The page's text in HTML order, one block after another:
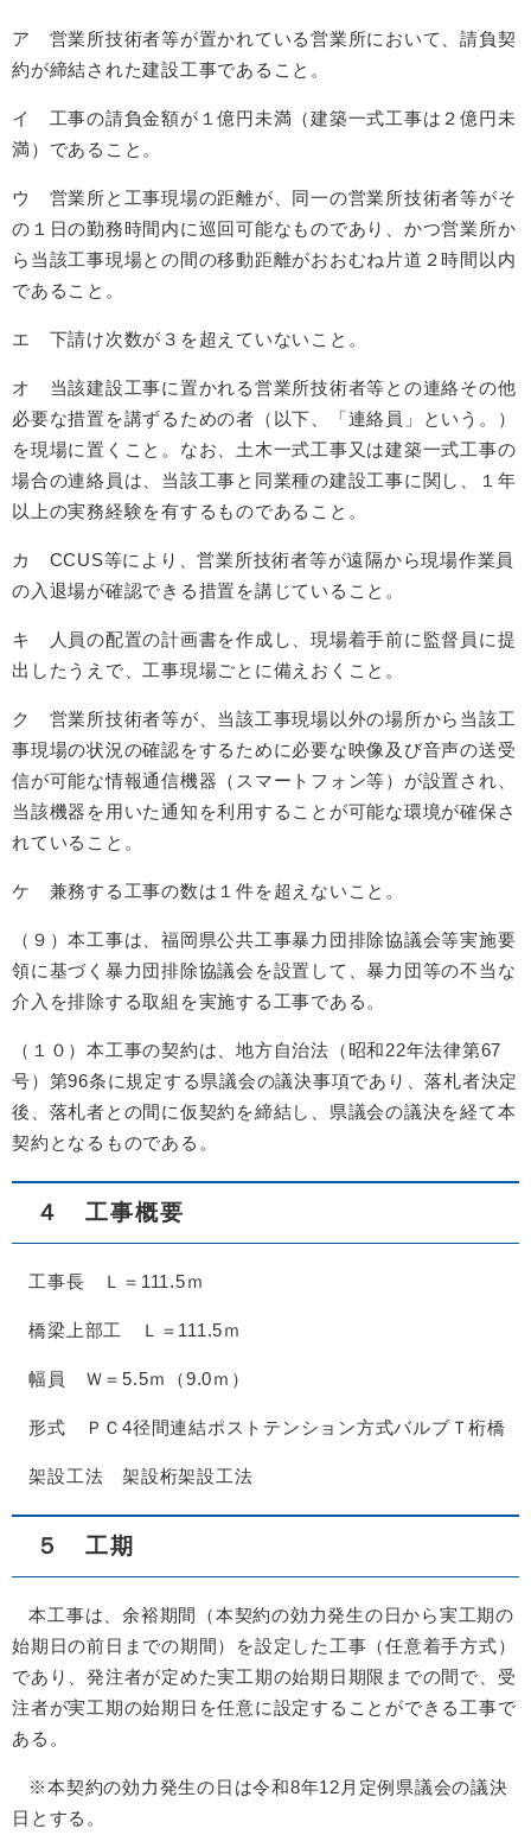
ア 営業所技術者等が置かれている営業所において、請負契
約が締結された建設工事であること。
イ 工事の請負金額が１億円未満（建築一式工事は２億円未
満）であること。
ウ 営業所と工事現場の距離が、同一の営業所技術者等がそ
の１日の勤務時間内に巡回可能なものであり、かつ営業所か
ら当該工事現場との間の移動距離がおおむね片道２時間以内
であること。
エ 下請け次数が３を超えていないこと。
オ 当該建設工事に置かれる営業所技術者等との連絡その他
必要な措置を講ずるための者（以下、「連絡員」という。）
を現場に置くこと。なお、土木一式工事又は建築一式工事の
場合の連絡員は、当該工事と同業種の建設工事に関し、１年
以上の実務経験を有するものであること。
カ CCUS等により、営業所技術者等が遠隔から現場作業員
の入退場が確認できる措置を講じていること。
キ 人員の配置の計画書を作成し、現場着手前に監督員に提
出したうえで、工事現場ごとに備えおくこと。
ク 営業所技術者等が、当該工事現場以外の場所から当該工
事現場の状況の確認をするために必要な映像及び音声の送受
信が可能な情報通信機器（スマートフォン等）が設置され、
当該機器を用いた通知を利用することが可能な環境が確保さ
れていること。
ケ 兼務する工事の数は１件を超えないこと。
（９）本工事は、福岡県公共工事暴力団排除協議会等実施要
領に基づく暴力団排除協議会を設置して、暴力団等の不当な
介入を排除する取組を実施する工事である。
（１０）本工事の契約は、地方自治法（昭和22年法律第67
号）第96条に規定する県議会の議決事項であり、落札者決定
後、落札者との間に仮契約を締結し、県議会の議決を経て本
契約となるものである。
４ 工事概要
工事長 Ｌ＝111.5ｍ
橋梁上部工 Ｌ＝111.5ｍ
幅員 Ｗ＝5.5ｍ（9.0ｍ）
形式 ＰＣ4径間連結ポストテンション方式バルブＴ桁橋
架設工法 架設桁架設工法
５ 工期
本工事は、余裕期間（本契約の効力発生の日から実工期の
始期日の前日までの期間）を設定した工事（任意着手方式）
であり、発注者が定めた実工期の始期日期限までの間で、受
注者が実工期の始期日を任意に設定することができる工事で
ある。
※本契約の効力発生の日は令和8年12月定例県議会の議決
日とする。